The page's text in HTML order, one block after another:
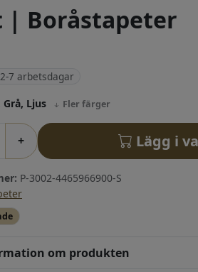
| Boråstapeter
2-7 arbetsdagar
Grå, Ljus Fler färger
+ Lägg i
P-3002-4465966900-S
om produkten